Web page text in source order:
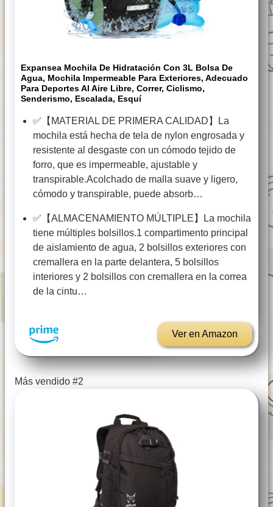
Expansea Mochila De Hidratación Con 3L Bolsa De
Agua, Mochila Impermeable Para Exteriores, Adecuado
Para Deportes Al Aire Libre, Correr, Ciclismo,
Senderismo, Escalada, Esquí
✅【MATERIAL DE PRIMERA CALIDAD】La
mochila está hecha de tela de nylon engrosada y
resistente al desgaste con un cómodo tejido de
forro, que es impermeable, ajustable y
transpirable.Acolchado de malla suave y ligero,
cómodo y transpirable, puede absorb…
✅【ALMACENAMIENTO MÚLTIPLE】La mochila
tiene múltiples bolsillos.1 compartimento principal
de aislamiento de agua, 2 bolsillos exteriores con
cremallera en la parte delantera, 5 bolsillos
interiores y 2 bolsillos con cremallera en la correa
de la cintu…
Ver en Amazon
Más vendido #2